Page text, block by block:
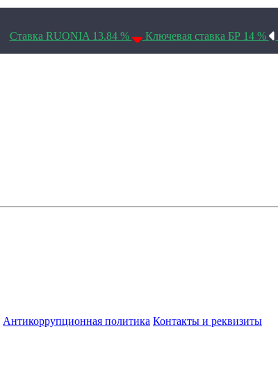
Ставка RUONIA 13.84 % Ключевая ставка БР 14 %
Антикоррупционная политика Контакты и реквизиты